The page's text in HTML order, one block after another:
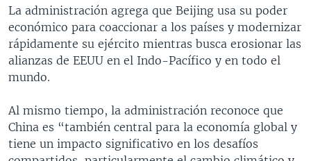
La administración agrega que Beijing usa su poder
económico para coaccionar a los países y modernizar
rápidamente su ejército mientras busca erosionar las
alianzas de EEUU en el Indo-Pacífico y en todo el
mundo.
Al mismo tiempo, la administración reconoce que
China es “también central para la economía global y
tiene un impacto significativo en los desafíos